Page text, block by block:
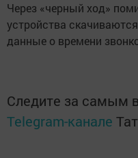
Через «черный ход»
устройства
данные о времени
Следите за самым
Telegram-канале